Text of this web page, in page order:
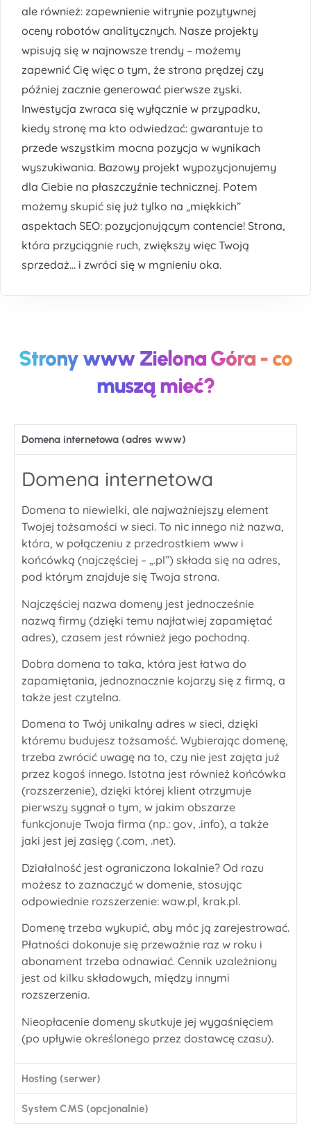
ale również: zapewnienie witrynie pozytywnej
oceny robotów analitycznych. Nasze projekty
wpisują się w najnowsze trendy – możemy
zapewnić Cię więc o tym, że strona prędzej czy
później zacznie generować pierwsze zyski.
Inwestycja zwraca się wyłącznie w przypadku,
kiedy stronę ma kto odwiedzać: gwarantuje to
przede wszystkim mocna pozycja w wynikach
wyszukiwania. Bazowy projekt wypozycjonujemy
dla Ciebie na płaszczyźnie technicznej. Potem
możemy skupić się już tylko na „miękkich”
aspektach SEO: pozycjonującym contencie! Strona,
która przyciągnie ruch, zwiększy więc Twoją
sprzedaż… i zwróci się w mgnieniu oka.
Strony www Zielona Góra - co
muszą mieć?
Domena internetowa (adres www)
Domena internetowa
Domena to niewielki, ale najważniejszy element
Twojej tożsamości w sieci. To nic innego niż nazwa,
która, w połączeniu z przedrostkiem www i
końcówką (najczęściej – „.pl”) składa się na adres,
pod którym znajduje się Twoja strona.
Najczęściej nazwa domeny jest jednocześnie
nazwą firmy (dzięki temu najłatwiej zapamiętać
adres), czasem jest również jego pochodną.
Dobra domena to taka, która jest łatwa do
zapamiętania, jednoznacznie kojarzy się z firmą, a
także jest czytelna.
Domena to Twój unikalny adres w sieci, dzięki
któremu budujesz tożsamość. Wybierając domenę,
trzeba zwrócić uwagę na to, czy nie jest zajęta już
przez kogoś innego. Istotna jest również końcówka
(rozszerzenie), dzięki której klient otrzymuje
pierwszy sygnał o tym, w jakim obszarze
funkcjonuje Twoja firma (np.: gov, .info), a także
jaki jest jej zasięg (.com, .net).
Działalność jest ograniczona lokalnie? Od razu
możesz to zaznaczyć w domenie, stosując
odpowiednie rozszerzenie: waw.pl, krak.pl.
Domenę trzeba wykupić, aby móc ją zarejestrować.
Płatności dokonuje się przeważnie raz w roku i
abonament trzeba odnawiać. Cennik uzależniony
jest od kilku składowych, między innymi
rozszerzenia.
Nieopłacenie domeny skutkuje jej wygaśnięciem
(po upływie określonego przez dostawcę czasu).
Hosting (serwer)
System CMS (opcjonalnie)